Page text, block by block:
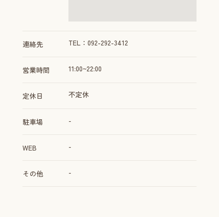
連絡先 TEL：092-292-3412
営業時間 11:00~22:00
定休日 不定休
駐車場 -
WEB -
その他 -